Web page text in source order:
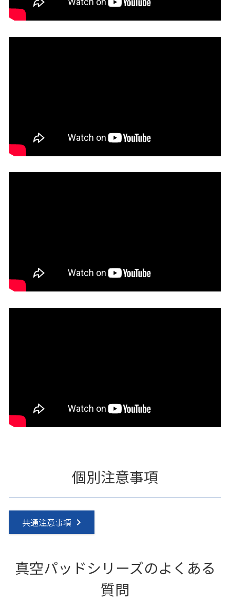
個別注意事項
共通注意事項
真空パッドシリーズのよくある
質問